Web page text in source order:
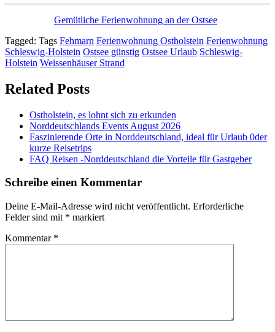
Gemütliche Ferienwohnung an der Ostsee
Tagged: Tags Fehmarn Ferienwohnung Ostholstein Ferienwohnung
Schleswig-Holstein Ostsee günstig Ostsee Urlaub Schleswig-
Holstein Weissenhäuser Strand
Related Posts
Ostholstein, es lohnt sich zu erkunden
Norddeutschlands Events August 2026
Faszinierende Orte in Norddeutschland, ideal für Urlaub 0der
kurze Reisetrips
FAQ Reisen -Norddeutschland die Vorteile für Gastgeber
Schreibe einen Kommentar
Deine E-Mail-Adresse wird nicht veröffentlicht. Erforderliche
Felder sind mit * markiert
Kommentar *